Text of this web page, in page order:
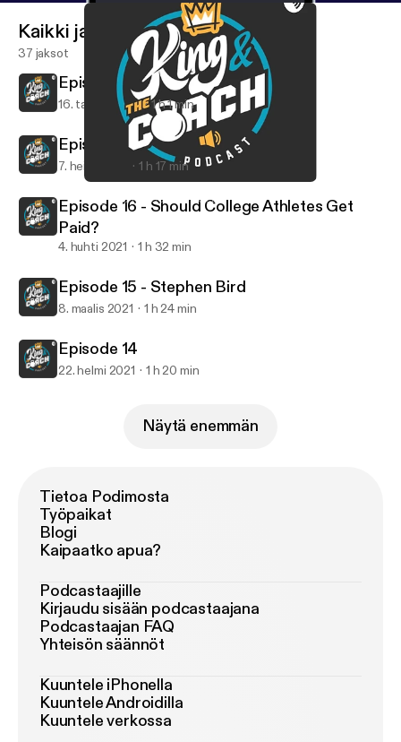
King and the Coach Podcast
Kaikki jaksot
37 jaksot
Episode 18
16. tammi 2022 1 h 1 min
Episode 17
7. heinä 2021 1 h 17 min
Episode 16 - Should College Athletes Get
Paid?
4. huhti 2021 1 h 32 min
Episode 15 - Stephen Bird
8. maalis 2021 1 h 24 min
Episode 14
22. helmi 2021 1 h 20 min
Näytä enemmän
Tietoa Podimosta
Työpaikat
Blogi
Kaipaatko apua?
Podcastaajille
Kirjaudu sisään podcastaajana
Podcastaajan FAQ
Yhteisön säännöt
Kuuntele iPhonella
Kuuntele Androidilla
Kuuntele verkossa